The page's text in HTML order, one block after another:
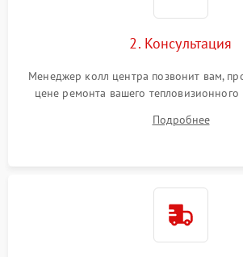
2. Консультация
Менеджер колл центра позвонит вам,
цене ремонта вашего
Подробнее